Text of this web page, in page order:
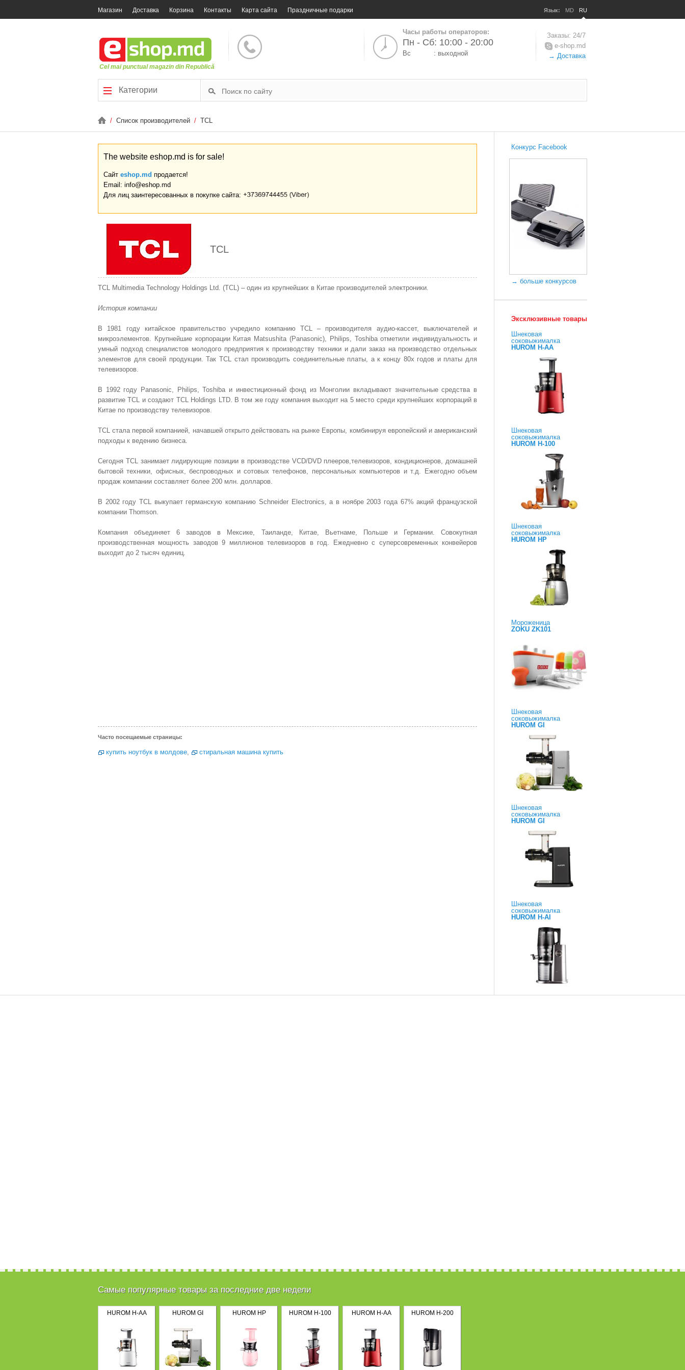
Магазин Доставка Корзина Контакты Карта сайта Праздничные подарки Язык: MD RU
Cel mai punctual magazin din Republică
Часы работы операторов:
Пн - Сб: 10:00 - 20:00
Вс : выходной
Заказы: 24/7
e-shop.md
→ Доставка
Категории
/ Список производителей / TCL
The website eshop.md is for sale!
Сайт eshop.md продается!
Email: info@eshop.md
Для лиц заинтересованных в покупке сайта:
TCL
TCL Multimedia Technology Holdings Ltd. (TCL) – один из крупнейших в Китае производителей электроники.
История компании
В 1981 году китайское правительство учредило компанию TCL – производителя аудио-кассет, выключателей и
микроэлементов. Крупнейшие корпорации Китая Matsushita (Panasonic), Philips, Toshiba отметили индивидуальность и
умный подход специалистов молодого предприятия к производству техники и дали заказ на производство отдельных
элементов для своей продукции. Так TCL стал производить соединительные платы, а к концу 80х годов и платы для
телевизоров.
В 1992 году Panasonic, Philips, Toshiba и инвестиционный фонд из Монголии вкладывают значительные средства в
развитие TCL и создают TCL Holdings LTD. В том же году компания выходит на 5 место среди крупнейших корпораций в
Китае по производству телевизоров.
TCL стала первой компанией, начавшей открыто действовать на рынке Европы, комбинируя европейский и американский
подходы к ведению бизнеса.
Сегодня TCL занимает лидирующие позиции в производстве VCD/DVD плееров,телевизоров, кондиционеров, домашней
бытовой техники, офисных, беспроводных и сотовых телефонов, персональных компьютеров и т.д. Ежегодно объем
продаж компании составляет более 200 млн. долларов.
В 2002 году TCL выкупает германскую компанию Schneider Electronics, а в ноябре 2003 года 67% акций французской
компании Thomson.
Компания объединяет 6 заводов в Мексике, Таиланде, Китае, Вьетнаме, Польше и Германии. Совокупная
производственная мощность заводов 9 миллионов телевизоров в год. Ежедневно с суперсовременных конвейеров
выходит до 2 тысяч единиц.
Часто посещаемые страницы:
купить ноутбук в молдове, стиральная машина купить
Конкурс Facebook
→ больше конкурсов
Эксклюзивные товары
Шнековая
соковыжималка
HUROM H-AA
Шнековая
соковыжималка
HUROM H-100
Шнековая
соковыжималка
HUROM HP
Мороженица
ZOKU ZK101
Шнековая
соковыжималка
HUROM GI
Шнековая
соковыжималка
HUROM GI
Шнековая
соковыжималка
HUROM H-AI
Самые популярные товары за последние две недели
HUROM H-AA HUROM GI HUROM HP HUROM H-100 HUROM H-AA HUROM H-200